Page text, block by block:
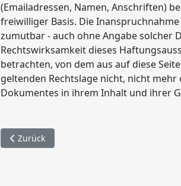
(Emailadressen, Namen, Anschriften)
freiwilliger Basis. Die
zumutbar - auch ohne Angabe solcher
Rechtswirksamkeit dieses
betrachten, von dem aus auf diese
geltenden Rechtslage nicht, nicht
Dokumentes in ihrem Inhalt und ihrer
Vorheriger Beitrag: Datenschutzerklärung
Zurück